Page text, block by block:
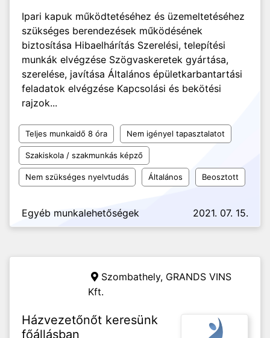
Ipari kapuk működtetéséhez és üzemeltetéséhez
szükséges berendezések működésének
biztosítása Hibaelhárítás Szerelési, telepítési
munkák elvégzése Szögvaskeretek gyártása,
szerelése, javítása Általános épületkarbantartási
feladatok elvégzése Kapcsolási és bekötési
rajzok...
Teljes munkaidő 8 óra Nem igényel tapasztalatot
Szakiskola / szakmunkás képző
Nem szükséges nyelvtudás Általános Beosztott
Egyéb munkalehetőségek 2021. 07. 15.
Szombathely, GRANDS VINS
Kft.
Házvezetőnőt keresünk
főállásban